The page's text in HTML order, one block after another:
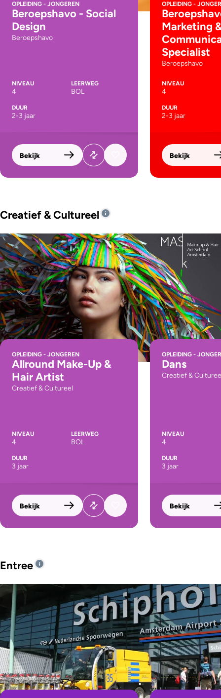
OPLEIDING - JONGEREN
Beroepshavo - Social
Design
Beroepshavo
NIVEAU
4
LEERWEG
BOL
DUUR
2-3 jaar
Bekijk
OPLEIDING -
Marketing
Specialist
Beroepshavo
NIVEAU
4
DUUR
2-3 jaar
Bekijk
Creatief & Cultureel
OPLEIDING - JONGEREN
Allround Make-Up &
Hair Artist
Creatief & Cultureel
NIVEAU
4
LEERWEG
BOL
DUUR
3 jaar
Bekijk
OPLEIDING -
Dans
Creatief &
NIVEAU
4
DUUR
3 jaar
Bekijk
Entree